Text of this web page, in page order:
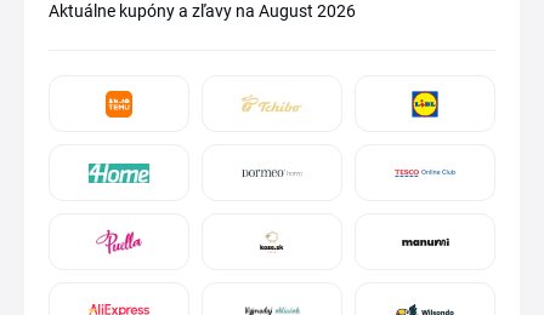
Aktuálne kupóny a zľavy na August 2026